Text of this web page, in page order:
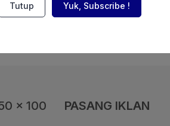
x 100 PASANG IKLAN
Tutup Yuk, Subscribe !